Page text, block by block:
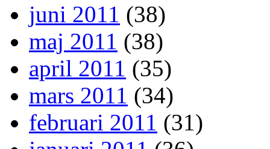
juni 2011 (38)
maj 2011 (38)
april 2011 (35)
mars 2011 (34)
februari 2011 (31)